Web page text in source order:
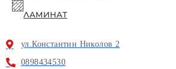
ЛАМИНАТ
ул.Константин Николов 2
0898434530